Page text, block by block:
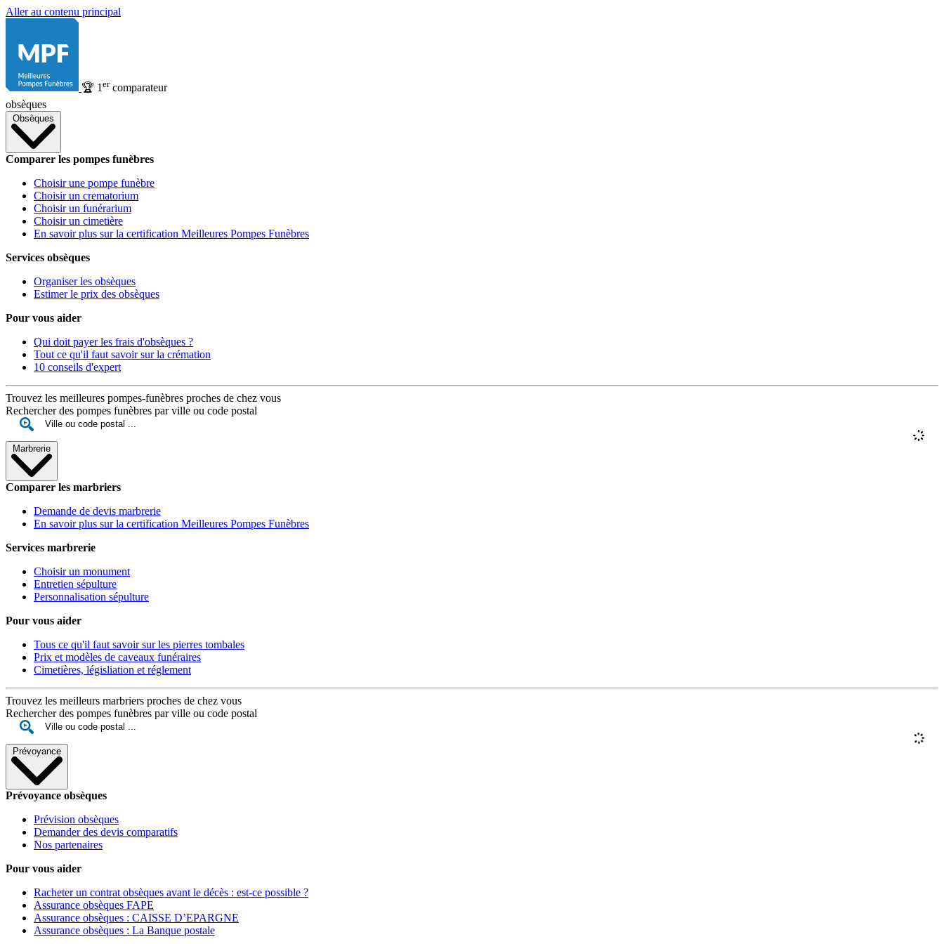
Aller au contenu principal
🏆 1 ercomparateur
obsèques
Obsèques
Comparer les pompes funèbres
Choisir une pompe funèbre
Choisir un crematorium
Choisir un funérarium
Choisir un cimetière
En savoir plus sur la certification Meilleures Pompes Funèbres
Services obsèques
Organiser les obsèques
Estimer le prix des obsèques
Pour vous aider
Qui doit payer les frais d'obsèques ?
Tout ce qu'il faut savoir sur la crémation
10 conseils d'expert
Trouvez les meilleures pompes-funèbres proches de chez vous
Rechercher des pompes funèbres par ville ou code postal
Marbrerie
Comparer les marbriers
Demande de devis marbrerie
En savoir plus sur la certification Meilleures Pompes Funèbres
Services marbrerie
Choisir un monument
Entretien sépulture
Personnalisation sépulture
Pour vous aider
Tous ce qu'il faut savoir sur les pierres tombales
Prix et modèles de caveaux funéraires
Cimetières, législiation et réglement
Trouvez les meilleurs marbriers proches de chez vous
Rechercher des pompes funèbres par ville ou code postal
Prévoyance
Prévoyance obsèques
Prévision obsèques
Demander des devis comparatifs
Nos partenaires
Pour vous aider
Racheter un contrat obsèques avant le décès : est-ce possible ?
Assurance obsèques FAPE
Assurance obsèques : CAISSE D’EPARGNE
Assurance obsèques : La Banque postale